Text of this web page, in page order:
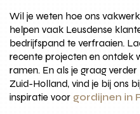
Wil je weten hoe ons
helpen vaak Leusdense
bedrijfspand te verfraaien.
recente projecten en ontdek
ramen. En als je graag
Zuid-Holland, vind je bij ons
inspiratie voor gordijnen in